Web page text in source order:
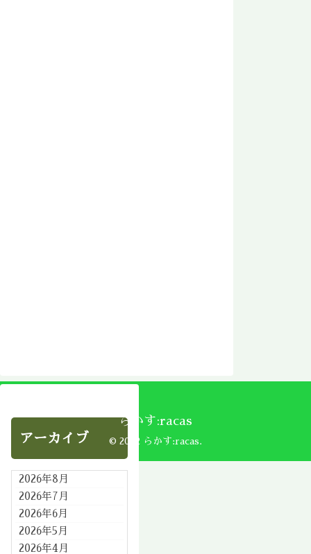
アーカイブ
2026年8月
2026年7月
2026年6月
2026年5月
2026年4月
らかす:racas
© 2002 らかす:racas.